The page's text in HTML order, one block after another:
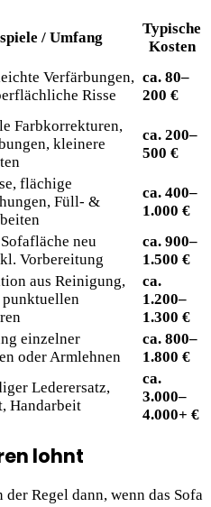
/ Umfang
Typische
Kosten
Verfärbungen,
Risse
ca. 80–
200 €
Farbkorrekturen,
kleinere
ca. 200–
500 €
flächige
Füll- &
ca. 400–
1.000 €
neu
Vorbereitung
ca. 900–
1.500 €
aus Reinigung,
punktuellen
ca.
1.200–
1.300 €
einzelner
oder Armlehnen
ca. 800–
1.800 €
Lederersatz,
Handarbeit
ca.
3.000–
4.000+ €
lohnt
Regel dann, wenn das Sofa